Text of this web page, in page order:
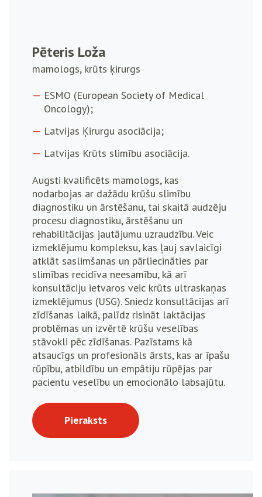
Pēteris Loža
mamologs, krūts ķirurgs
ESMO (European Society of Medical
Oncology);
Latvijas Ķirurgu asociācija;
Latvijas Krūts slimību asociācija.
Augsti kvalificēts mamologs, kas
nodarbojas ar dažādu krūšu slimību
diagnostiku un ārstēšanu, tai skaitā audzēju
procesu diagnostiku, ārstēšanu un
rehabilitācijas jautājumu uzraudzību. Veic
izmeklējumu kompleksu, kas ļauj savlaicīgi
atklāt saslimšanas un pārliecināties par
slimības recidīva neesamību, kā arī
konsultāciju ietvaros veic krūts ultraskaņas
izmeklējumus (USG). Sniedz konsultācijas arī
zīdīšanas laikā, palīdz risināt laktācijas
problēmas un izvērtē krūšu veselības
stāvokli pēc zīdīšanas. Pazīstams kā
atsaucīgs un profesionāls ārsts, kas ar īpašu
rūpību, atbildību un empātiju rūpējas par
pacientu veselību un emocionālo labsajūtu.
Pieraksts